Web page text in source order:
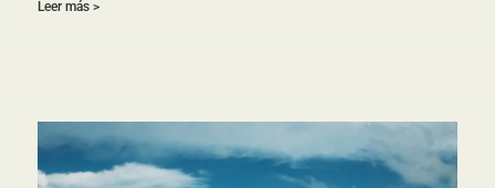
Leer más >